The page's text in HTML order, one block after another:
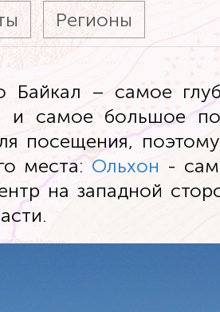
Регионы
Байкал – самое
и самое большое
посещения,
места:Ольхон -
на западной